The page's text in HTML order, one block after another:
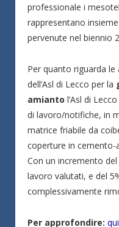
professionale i
rappresentano
pervenute nel biennio
Per quanto riguarda
dell’Asl di Lecco per la
amianto l’Asl di
di lavoro/notifiche, in
matrice friabile da
coperture in cemento-
Con un incremento
lavoro valutati, e del
complessivamente
Per approfondire: